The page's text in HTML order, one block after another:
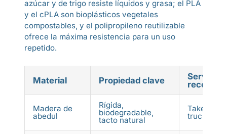
azúcar y de trigo resiste líquidos y grasa; el PLA
y el cPLA son bioplásticos vegetales
compostables, y el polipropileno reutilizable
ofrece la máxima resistencia para un uso
repetido.
Material Propiedad clave
Servicio
Madera de
abedul
Rígida,
biodegradable,
tacto natural
Take
trucks,